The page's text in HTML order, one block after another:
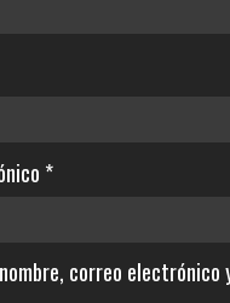
*
correo electrónico